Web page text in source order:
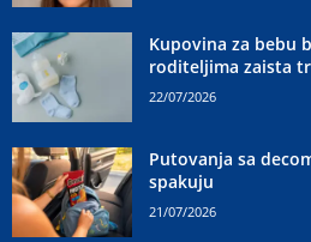
Kupovina za bebu
roditeljima zaista
22/07/2026
Putovanja sa
spakuju
21/07/2026